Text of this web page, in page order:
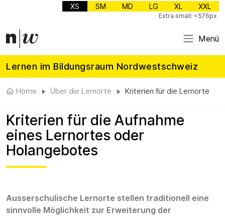
XS SM MD LG XL XXL
Extra small: <576px
Menü
Lernen im Bildungsraum Nordwestschweiz
Home Über die Lernorte Kriterien für die Lernorte
Kriterien für die Aufnahme
eines Lernortes oder
Holangebotes
Ausserschulische Lernorte stellen traditionell eine
sinnvolle Möglichkeit zur Erweiterung der